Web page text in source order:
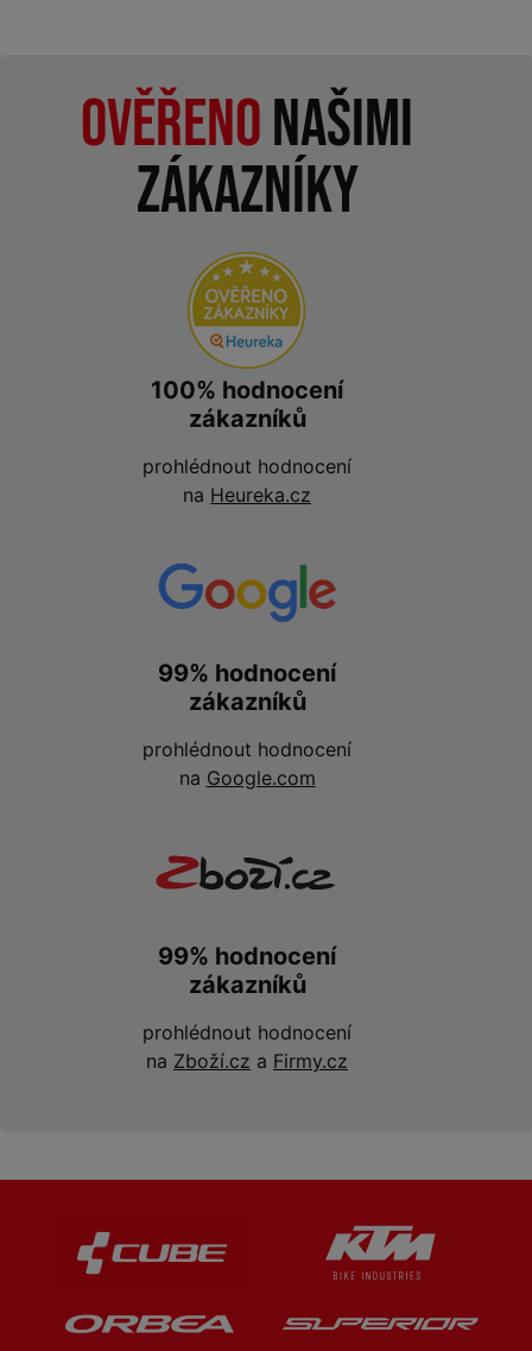
Ověřenonašimi
zákazníky
100% hodnocení
zákazníků
prohlédnout hodnocení
na Heureka.cz
99% hodnocení
zákazníků
prohlédnout hodnocení
na Google.com
99% hodnocení
zákazníků
prohlédnout hodnocení
na Zboží.cz a Firmy.cz